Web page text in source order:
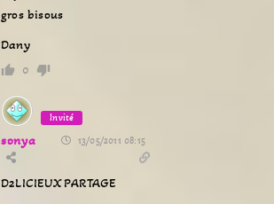
gros bisous
Dany
0
Invité
sonya 13/05/2011 08:15
D2LICIEUX PARTAGE